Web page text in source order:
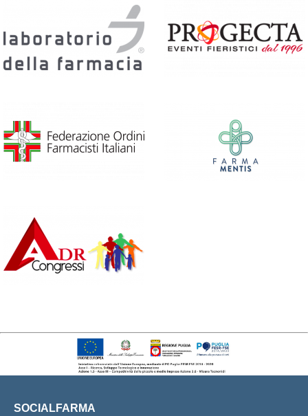
SOCIALFARMA